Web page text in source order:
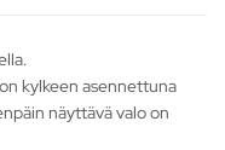
kylkeen asennettuna
näyttävä valo on